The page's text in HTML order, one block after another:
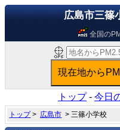
広島市三篠
全国の
トップ- 今日
トップ> 広島市 > 三篠小学校